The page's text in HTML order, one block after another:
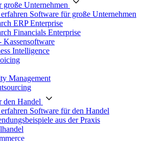
große Unternehmen
Software für große Unternehmen
ERP Enterprise
Financials Enterprise
Kassensoftware
Intelligence
Management
den Handel
Software für den Handel
aus der Praxis